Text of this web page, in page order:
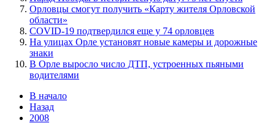
Орловцы смогут получить «Карту жителя Орловской
области»
COVID-19 подтвердился еще у 74 орловцев
На улицах Орле установят новые камеры и дорожные
знаки
В Орле выросло число ДТП, устроенных пьяными
водителями
В начало
Назад
2008